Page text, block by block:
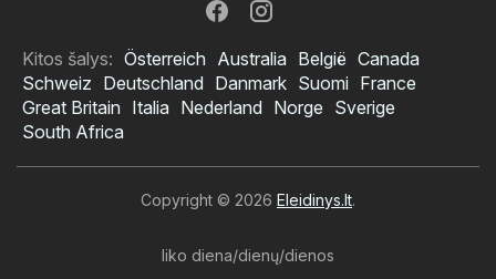
Kitos šalys: Österreich Australia België Canada
Schweiz Deutschland Danmark Suomi France
Great Britain Italia Nederland Norge Sverige
South Africa
Copyright © 2026 Eleidinys.lt.
liko diena/dienų/dienos